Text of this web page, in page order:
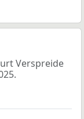
Verspreide